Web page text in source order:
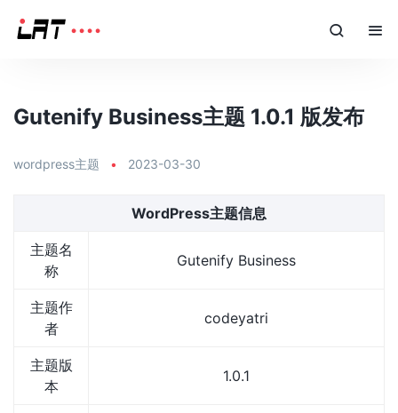
Gutenify Business主题 1.0.1 版发布
wordpress主题 • 2023-03-30
WordPress主题信息
主题名
称
Gutenify Business
主题作
者
codeyatri
主题版
本
1.0.1